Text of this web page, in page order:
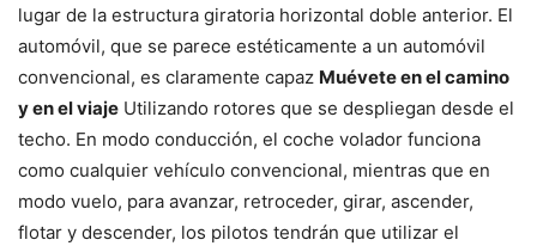
lugar de la estructura giratoria horizontal doble anterior. El
automóvil, que se parece estéticamente a un automóvil
convencional, es claramente capaz Muévete en el camino
y en el viaje Utilizando rotores que se despliegan desde el
techo. En modo conducción, el coche volador funciona
como cualquier vehículo convencional, mientras que en
modo vuelo, para avanzar, retroceder, girar, ascender,
flotar y descender, los pilotos tendrán que utilizar el